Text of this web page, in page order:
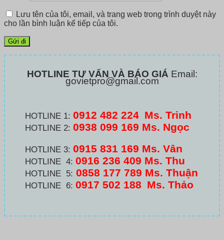
Lưu tên của tôi, email, và trang web trong trình duyệt này
cho lần bình luận kế tiếp của tôi.
HOTLINE TƯ VẤN VÀ BÁO GIÁ Email:
govietpro@gmail.com
HOTLINE 1: 0912 482 224 Ms. Trinh
HOTLINE 2: 0938 099 169 Ms. Ngọc
HOTLINE 3: 0915 831 169 Ms. Vân
HOTLINE 4: 0916 236 409 Ms. Thu
HOTLINE 5: 0858 177 789 Ms. Thuận
HOTLINE 6: 0917 502 188 Ms. Thảo